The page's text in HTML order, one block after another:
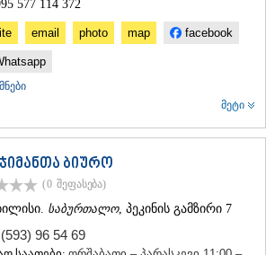
577 114 372
email photo map facebook
მეტი
ბიურო
(0 შეფასება)
საბურთალო, პეკინის გამზირი 7
(593) 96 54 69